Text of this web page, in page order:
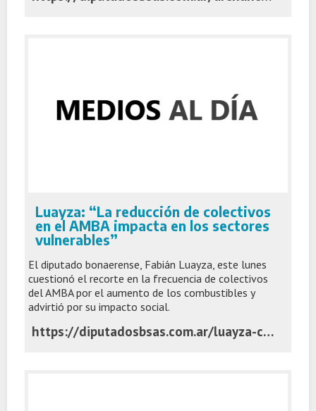
Luayza: “La reducción de colectivos
en el AMBA impacta en los sectores
vulnerables”
El diputado bonaerense, Fabián Luayza, este lunes
cuestionó el recorte en la frecuencia de colectivos
del AMBA por el aumento de los combustibles y
advirtió por su impacto social.
https://diputadosbsas.com.ar/luayza-cuestiono-recorte-colectivos-amba/